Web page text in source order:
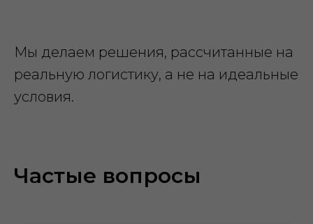
Мы делаем решения, рассчитанные на
реальную логистику, а не на идеальные
условия.
Частые вопросы